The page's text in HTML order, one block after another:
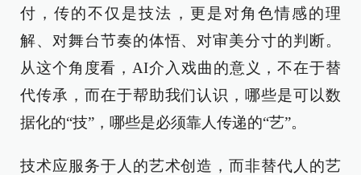
付，传的不仅是技法，更是对角色情感的理
解、对舞台节奏的体悟、对审美分寸的判断。
从这个角度看，AI介入戏曲的意义，不在于替
代传承，而在于帮助我们认识，哪些是可以数
据化的“技”，哪些是必须靠人传递的“艺”。
技术应服务于人的艺术创造，而非替代人的艺